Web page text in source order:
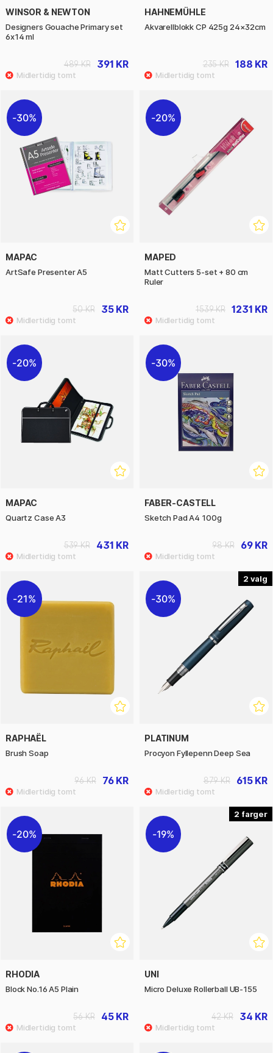
WINSOR & NEWTON
Designers Gouache Primary set
6x14 ml
391 KR
489 KR
HAHNEMÜHLE
Akvarellblokk CP 425g 24×32cm
188 KR
235 KR
30%
MAPAC
ArtSafe Presenter A5
35 KR
50 KR
20%
MAPED
Matt Cutters 5-set + 80 cm
Ruler
1231 KR
1539 KR
20%
MAPAC
Quartz Case A3
431 KR
539 KR
30%
FABER-CASTELL
Sketch Pad A4 100g
69 KR
98 KR
21%
RAPHAËL
Brush Soap
76 KR
96 KR
2
30%
PLATINUM
Procyon Fyllepenn Deep Sea
615 KR
879 KR
20%
RHODIA
Block No.16 A5 Plain
45 KR
56 KR
2
19%
UNI
Micro Deluxe Rollerball UB-155
34 KR
42 KR